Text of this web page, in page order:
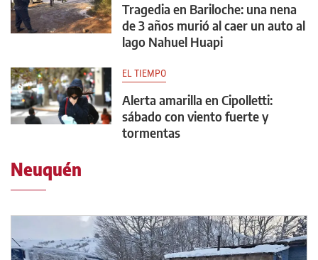
Tragedia en Bariloche: una nena
de 3 años murió al caer un auto al
lago Nahuel Huapi
EL TIEMPO
Alerta amarilla en Cipolletti:
sábado con viento fuerte y
tormentas
Neuquén